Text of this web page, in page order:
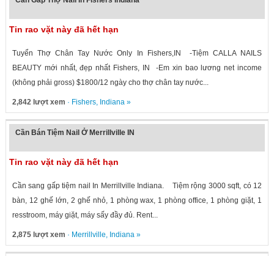
Tin rao vặt này đã hết hạn
Tuyển Thợ Chân Tay Nước Only In Fishers,IN -Tiệm CALLA NAILS
BEAUTY mới nhất, đẹp nhất Fishers, IN -Em xin bao lương net income
(không phải gross) $1800/12 ngày cho thợ chân tay nước...
2,842 lượt xem · Fishers, Indiana»
Cần Bán Tiệm Nail Ở Merrillville IN
Tin rao vặt này đã hết hạn
Cần sang gấp tiệm nail In Merrillville Indiana. Tiệm rộng 3000 sqft, có 12
bàn, 12 ghế lớn, 2 ghế nhỏ, 1 phòng wax, 1 phòng office, 1 phòng giặt, 1
resstroom, máy giặt, máy sấy đầy đủ. Rent...
2,875 lượt xem · Merrillville, Indiana»